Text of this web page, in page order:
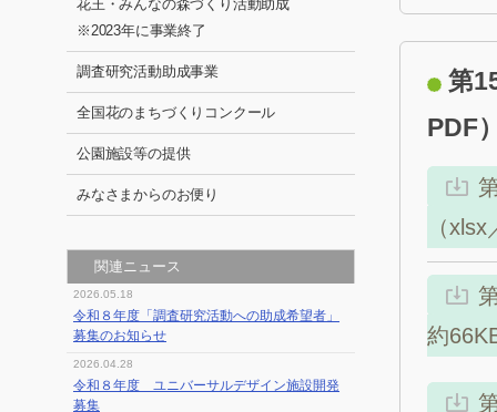
第
PDF
（
約
花王・みんなの森づくり活動助成
※2023年に事業終了
調査研究活動助成事業
全国花のまちづくりコンクール
公園施設等の提供
みなさまからのお便り
関連ニュース
2026.05.18
令和８年度「調査研究活動への助成希望者」
募集のお知らせ
2026.04.28
令和８年度 ユニバーサルデザイン施設開発
募集